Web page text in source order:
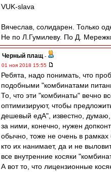
VUK-slava
Вячеслав, солидарен. Только
Не по Л.Гумилеву. По Д.
Черный плащ -
01 ноя 2018 15:55
Ребята, надо понимать, что
подобными "комбинатами
То, что эти "комбинаты" вечно
оптимизируют, чтобы
дешевый едА", известно,
за ними, конечно, нужен
обычно, тоже не очень в рамках
кто их нанимает, да и не
все внутренние косяки
А вот то, что лицензионные